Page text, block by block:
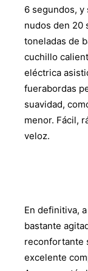
6 segundos,
nudos den 20
toneladas de
cuchillo
eléctrica
fuerabordas
suavidad,
menor. Fácil,
veloz.
En definitiva,
bastante
reconfortante
excelente